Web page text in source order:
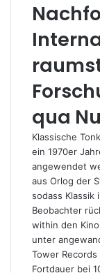
qua
Klassische
ein 1970er
angewendet
aus Orlog der
sodass Klassik
Beobachter
within den
unter
Tower
Fortdauer bei